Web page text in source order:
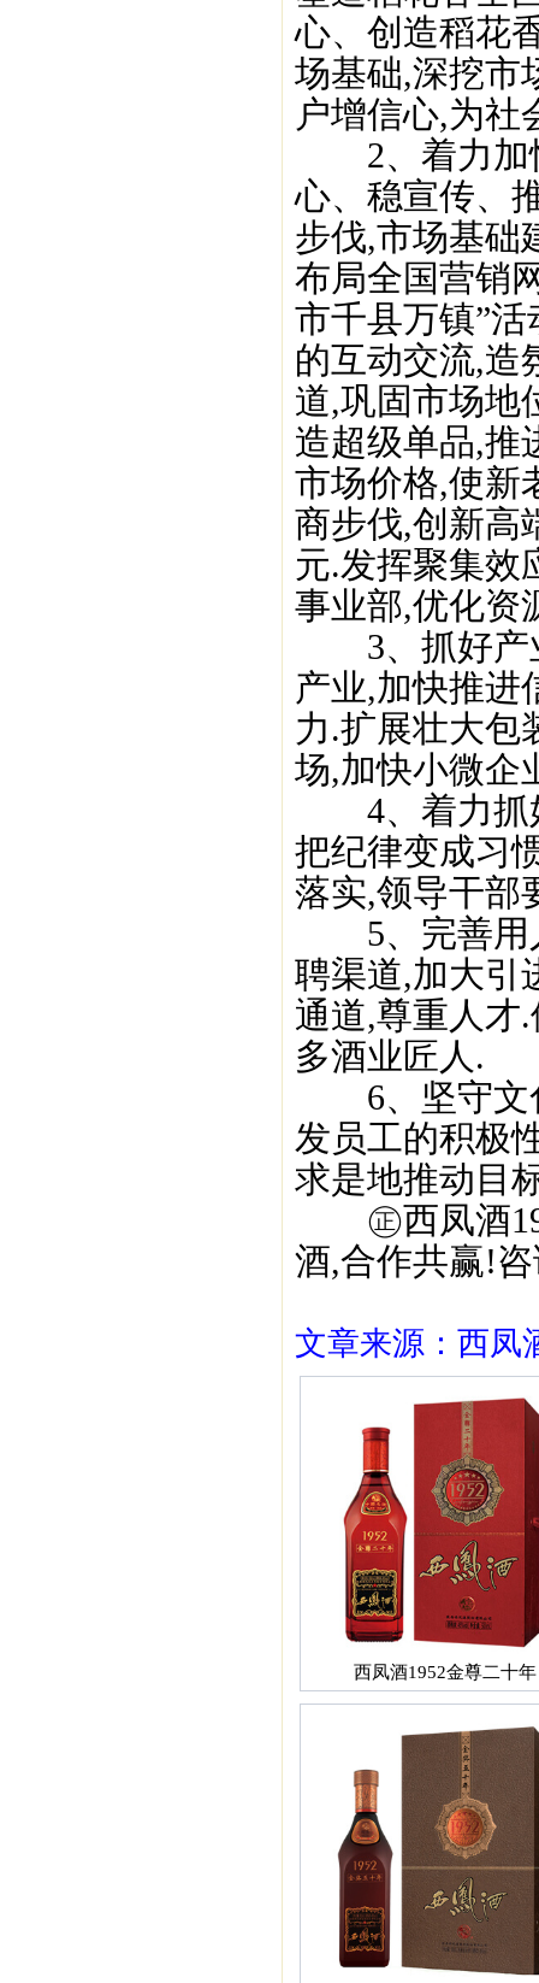
心、创造稻花
场基础,深挖市
户增信心,为社
2、着力加
心、稳宣传、
步伐,市场基础
布局全国营销
市千县万镇”
的互动交流,造
道,巩固市场地
造超级单品,推
市场价格,使新
商步伐,创新高
元.发挥聚集效
事业部,优化资
3、抓好产
产业,加快推进
力.扩展壮大包
场,加快小微企
4、着力抓
把纪律变成习
落实,领导干部
5、完善用
聘渠道,加大引
通道,尊重人才
多酒业匠人.
6、坚守文
发员工的积极
求是地推动目
㊣西凤酒
酒,合作共赢!咨
文章来源：西凤
西凤酒1952金尊二十年